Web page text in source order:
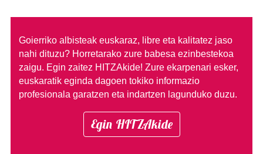
Goierriko albisteak euskaraz, libre eta kalitatez jaso
nahi dituzu? Horretarako zure babesa ezinbestekoa
zaigu. Egin zaitez HITZAkide! Zure ekarpenari esker,
euskaratik eginda dagoen tokiko informazio
profesionala garatzen eta indartzen lagunduko duzu.
Egin HITZAkide